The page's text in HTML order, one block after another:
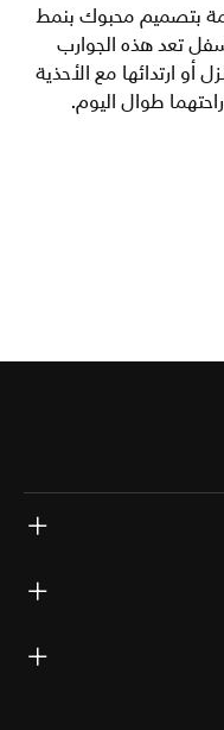
بتصميم محبوك بنمط
تعد هذه الجوارب
أو ارتدائها مع الأحذية
طوال اليوم.